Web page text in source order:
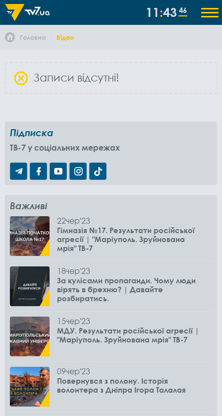
11 43 47
Головна Відео
Записи відсутні!
Підписка
TB-7 у соціальних мережах
Важливі
22чер'23
Гімназія №17. Результати російської
агресії | "Маріуполь. Зруйнована
мрія" ТВ-7
18чер'23
За кулісами пропаганди. Чому люди
вірять в брехню? | Давайте
розбиратись.
15чер'23
МДУ. Результати російської агресії |
"Маріуполь. Зруйнована мрія" ТВ-7
09чер'23
Повернувся з полону. Історія
волонтера з Дніпра Ігора Талалая